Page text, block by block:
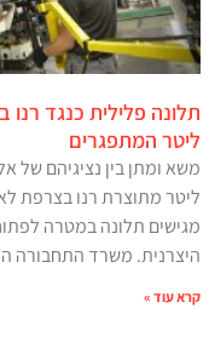
ליטר המתפגרים
ליטר מתוצרת רנו בצרפת
מגישים תלונה במטרה
היצרנית. משרד התחבורה
קרא עוד »